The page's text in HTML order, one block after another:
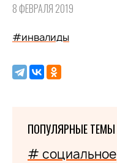
8 ФЕВРАЛЯ 2019
#инвалиды
ПОПУЛЯРНЫЕ ТЕМЫ
# социальное